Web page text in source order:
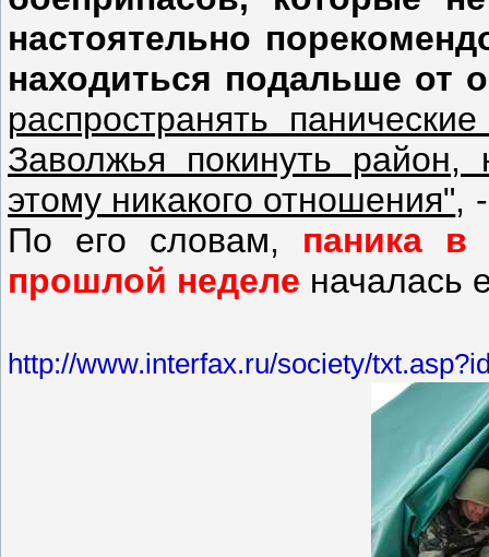
настоятельно
находиться подальше от
распространять
Заволжья покинуть
этому никакого отношения",
По его словам, паника в
прошлой неделе началась
http://www.interfax.ru/society/